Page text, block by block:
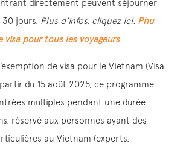
directement peuvent séjourner
30 jours. Plus d’infos, cliquez ici: Phu
visa pour tous les voyageurs
de visa pour le Vietnam (Visa
du 15 août 2025, ce programme
multiples pendant une durée
réservé aux personnes ayant des
au Vietnam (experts,